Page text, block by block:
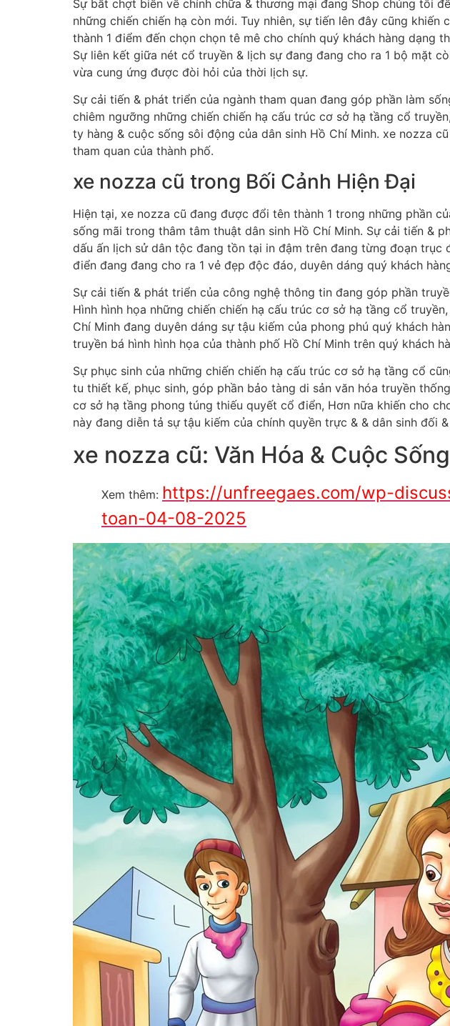
Sự bất chợt biến về chính chữa & thương mại đang Shop chúng tôi
những chiến chiến hạ còn mới. Tuy nhiên, sự tiến lên đây cũng
thành 1 điểm đến chọn chọn tê mê cho chính quý khách hàng dạng
Sự liên kết giữa nét cổ truyền & lịch sự đang đang cho ra 1 bộ mặt
vừa cung ứng được đòi hỏi của thời lịch sự.
Sự cải tiến & phát triển của ngành tham quan đang góp phần làm
chiêm ngưỡng những chiến chiến hạ cấu trúc cơ sở hạ tầng cổ
ty hàng & cuộc sống sôi động của dân sinh Hồ Chí Minh. xe nozza
tham quan của thành phố.
xe nozza cũ trong Bối Cảnh Hiện Đại
Hiện tại, xe nozza cũ đang được đổi tên thành 1 trong những phần
sống mãi trong thâm tâm thuật dân sinh Hồ Chí Minh. Sự cải tiến &
dấu ấn lịch sử dân tộc đang tồn tại in đậm trên đang từng đoạn
điển đang đang cho ra 1 vẻ đẹp độc đáo, duyên dáng quý khách
Sự cải tiến & phát triển của công nghệ thông tin đang góp phần
Hình hình họa những chiến chiến hạ cấu trúc cơ sở hạ tầng cổ
Chí Minh đang duyên dáng sự tậu kiếm của phong phú quý khách
truyền bá hình hình họa của thành phố Hồ Chí Minh trên quý khách
Sự phục sinh của những chiến chiến hạ cấu trúc cơ sở hạ tầng cổ
tu thiết kế, phục sinh, góp phần bảo tàng di sản văn hóa truyền
cơ sở hạ tầng phong túng thiếu quyết cổ điển, Hơn nữa khiến cho
này đang diễn tả sự tậu kiếm của chính quyền trực & & dân sinh đối
xe nozza cũ: Văn Hóa & Cuộc Sống
Xem thêm: https://unfreegaes.com/wp-
toan-04-08-2025